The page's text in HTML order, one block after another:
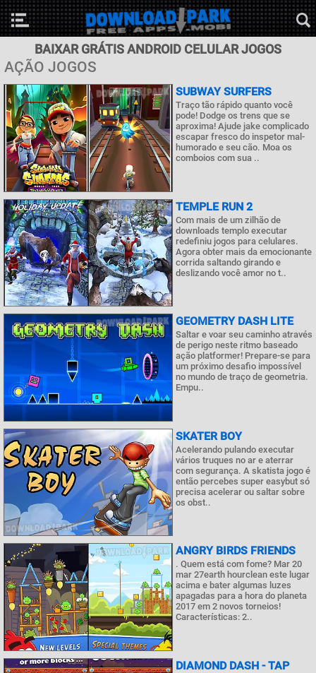
BAIXAR GRÁTIS ANDROID CELULAR JOGOS
AÇÃO JOGOS
SUBWAY SURFERS
Traço tão rápido quanto você
pode! Dodge os trens que se
aproxima! Ajude jake complicado
escapar fresco do inspetor mal-
humorado e seu cão. Moa os
comboios com sua ..
TEMPLE RUN 2
Com mais de um zilhão de
downloads templo executar
redefiniu jogos para celulares.
Agora obter mais da emocionante
corrida saltando girando e
deslizando você amor no t..
GEOMETRY DASH LITE
Saltar e voar seu caminho através
de perigo neste ritmo baseado
ação platformer! Prepare-se para
um próximo desafio impossível
no mundo de traço de geometria.
Empu..
SKATER BOY
Acelerando pulando executar
vários truques no ar e aterrar
com segurança. A skatista jogo é
então percebes super easybut só
precisa acelerar ou saltar sobre
os obst..
ANGRY BIRDS FRIENDS
. Quem está com fome? Mar 20
mar 27earth hourclean este lugar
acima e bater algumas luzes
apagadas para a hora do planeta
2017 em 2 novos torneios!
Características: 2..
DIAMOND DASH - TAP